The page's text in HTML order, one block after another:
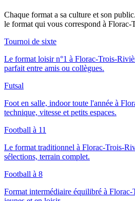
Chaque format a sa culture et son
le format qui vous correspond à Florac-
Tournoi de sixte
Le format loisir n°1 à Florac-Trois-
parfait entre amis ou collègues.
Futsal
Foot en salle, indoor toute l'année à
technique, vitesse et petits espaces.
Football à 11
Le format traditionnel à Florac-Trois-
sélections, terrain complet.
Football à 8
Format intermédiaire équilibré à Florac-